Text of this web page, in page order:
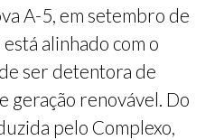
A-5, em setembro de
alinhado com o
ser detentora de
geração renovável. Do
pelo Complexo,